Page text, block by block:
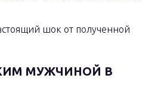
шок от полученной
МУЖЧИНОЙ В